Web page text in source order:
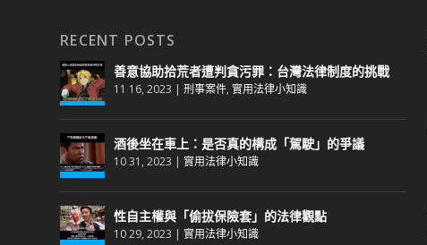
RECENT POSTS
善意協助拾荒者遭判貪污罪：台灣法律制度的挑戰
11 16, 2023 |刑事案件,實用法律小知識
酒後坐在車上：是否真的構成「駕駛」的爭議
10 31, 2023 |實用法律小知識
性自主權與「偷拔保險套」的法律觀點
10 29, 2023 |實用法律小知識